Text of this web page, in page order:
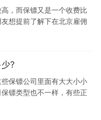
，而保镖又是一个收费比
想提前了解下在北京雇佣
?
保镖公司里面有大大小小
镖类型也不一样，有些正